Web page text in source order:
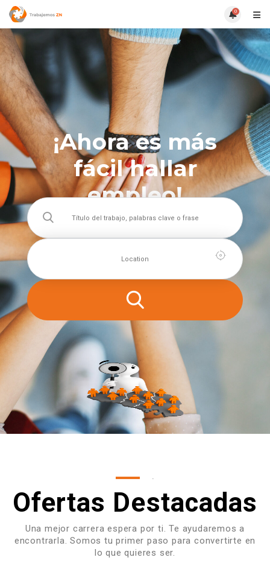
0
¡Ahora es más
fácil hallar
empleo!
.
Ofertas Destacadas
Una mejor carrera espera por ti. Te ayudaremos a
encontrarla. Somos tu primer paso para convertirte en
lo que quieres ser.